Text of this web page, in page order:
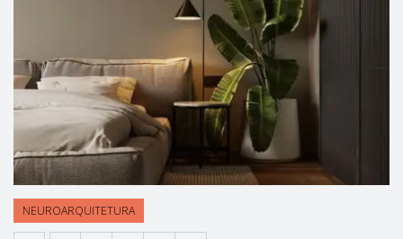
NEUROARQUITETURA